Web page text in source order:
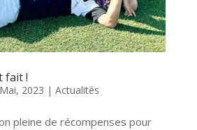
fait !
2023 | Actualités
pleine de récompenses pour